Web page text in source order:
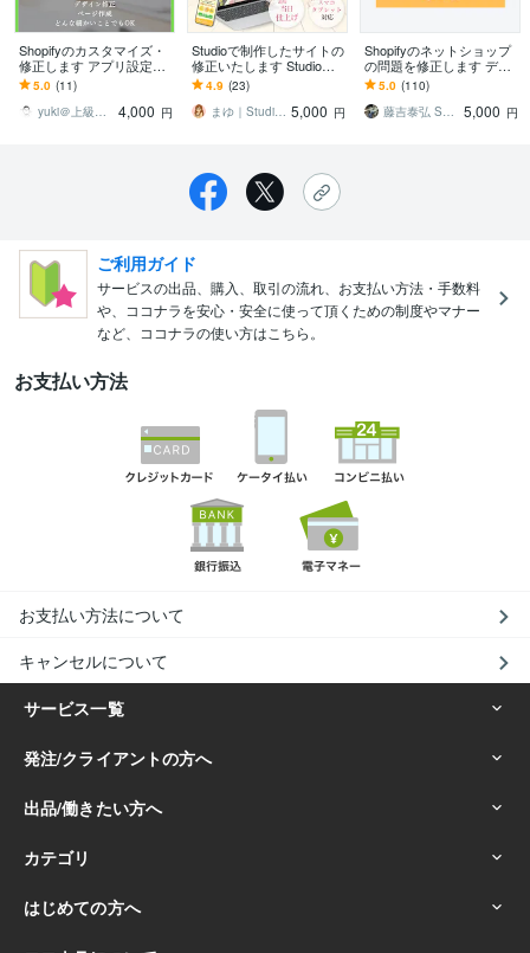
Shopifyのカスタマイズ・
修正します アプリ設定・
デザイン修正・ページ作
成どんな細かいことでもO
K
5.0 (11)
yuki＠上級ウェブ解析士
4,000 円
Studioで制作したサイトの
修正いたします Studioで
作ったサイトの修正はお
任せください！
4.9 (23)
まゆ｜Studioクリエイター 5,000 円
Shopifyのネットショップ
の問題を修正します デザ
イン変更やエラー、アプ
リ導入などカスタマイズ
に対応！
5.0 (110)
藤吉泰弘 Shopifyパートナー
5,000 円
ご利用ガイド
サービスの出品、購入、取引の流れ、お支払い方法・手数料
や、ココナラを安心・安全に使って頂くための制度やマナー
など、ココナラの使い方はこちら。
お支払い方法
お支払い方法について
キャンセルについて